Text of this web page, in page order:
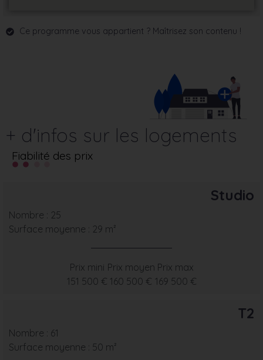
Ce programme vous appartient ? Maîtrisez son contenu !
+ d'infos sur les logements
Fiabilité des prix
Studio
Nombre : 25
Surface moyenne : 29 m²
Prix mini
151 500 €
Prix moyen
160 500 €
Prix max
169 500 €
T2
Nombre : 61
Surface moyenne : 50 m²